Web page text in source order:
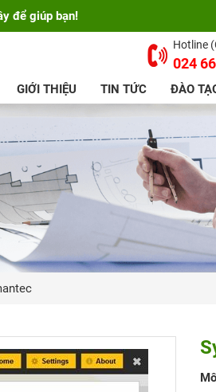
để giúp bạn!
Hotline
024
GIỚI THIỆU TIN TỨC ĐÀO